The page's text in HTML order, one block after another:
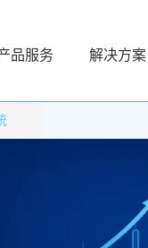
品服务 解决方案